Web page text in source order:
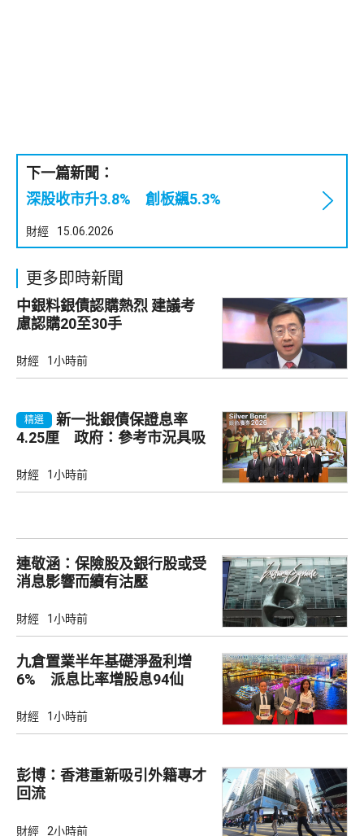
下一篇新聞：
深股收市升3.8% 創板飊5.3%
財經 15.06.2026
更多即時新聞
中銀料銀債認購熱烈 建議考
慮認購20至30手
財經 1小時前
精選
新一批銀債保證息率
4.25厘 政府：參考市況具吸
財經 1小時前
連敬涵：保險股及銀行股或受
消息影響而續有沽壓
財經 1小時前
九倉置業半年基礎淨盈利增
6% 派息比率增股息94仙
財經 1小時前
彭博：香港重新吸引外籍專才
回流
財經 2小時前